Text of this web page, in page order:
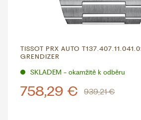
TISSOT PRX AUTO
GRENDIZER
SKLADEM - okamžitě k odběru
758,29 € 939,21 €